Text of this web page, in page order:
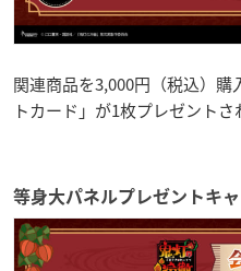
関連商品を3,000円（税込）
トカード」が1枚プレゼントさ
等身大パネルプレゼントキ